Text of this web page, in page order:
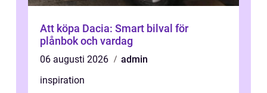
Att köpa Dacia: Smart bilval för
plånbok och vardag
06 augusti 2026
admin
inspiration